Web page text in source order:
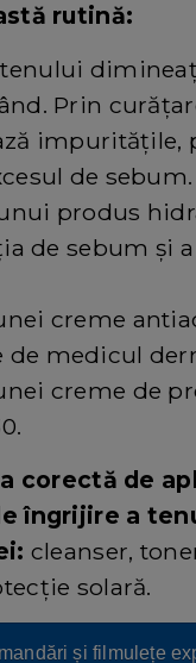
rutină:
Prin
impurităţile,
de sebum.
produs
de sebum și
creme
de medicul
creme de
corectă de
îngrijire a
cleanser,
solară.
și filmulețe